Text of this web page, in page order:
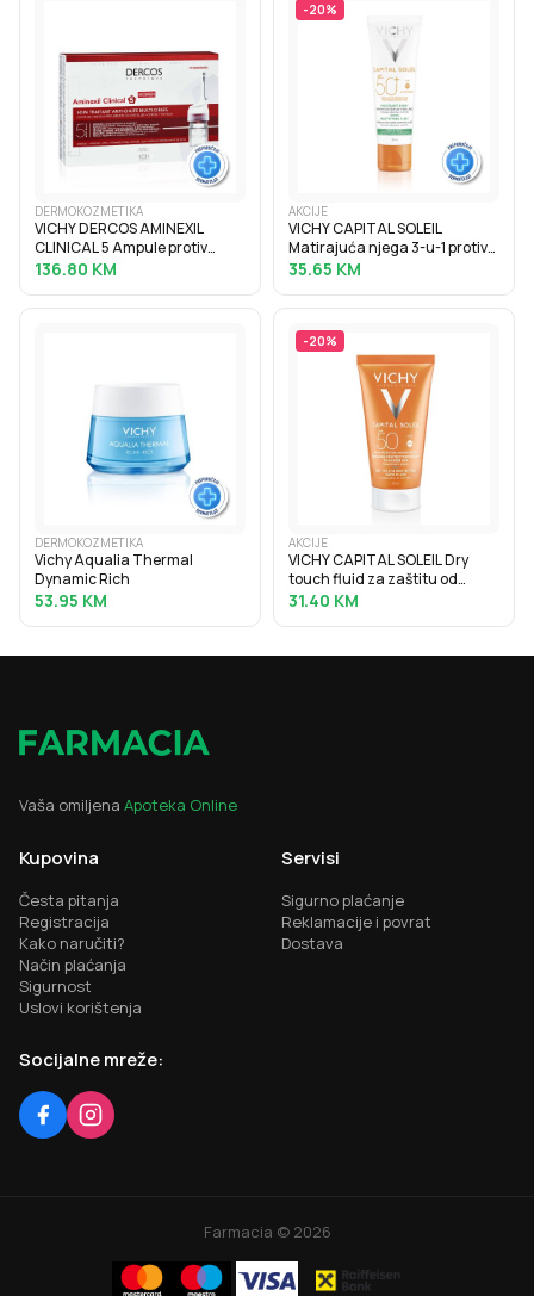
DERMOKOZMETIKA
VICHY DERCOS AMINEXIL
CLINICAL 5 Ampule protiv
ispadanja kose za žene 21x6
136.80 KM
-20%
AKCIJE
VICHY CAPITAL SOLEIL
Matirajuća njega 3-u-1 protiv
masnog sjaja SPF50+, 50 ml
35.65 KM
DERMOKOZMETIKA
Vichy Aqualia Thermal
Dynamic Rich
53.95 KM
-20%
AKCIJE
VICHY CAPITAL SOLEIL Dry
touch fluid za zaštitu od
sunca protiv masnoga sjaja
31.40 KM
Vaša omiljena Apoteka Online
Kupovina
Česta pitanja
Registracija
Kako naručiti?
Način plaćanja
Sigurnost
Uslovi korištenja
Servisi
Sigurno plaćanje
Reklamacije i povrat
Dostava
Socijalne mreže:
Farmacia © 2026